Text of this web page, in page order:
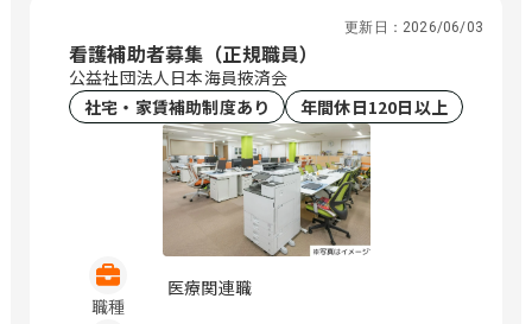
大阪府：1,177円～
更新日： 2026/06/03
看護補助者募集（正規職員）
公益社団法人日本海員掖済会
社宅・家賃補助制度あり
年間休日120日以上
職種
医療関連職